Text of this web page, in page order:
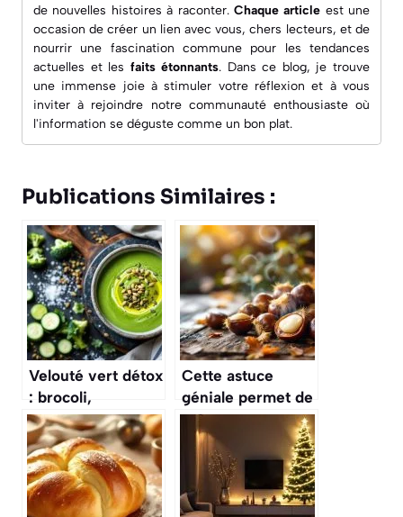
de nouvelles histoires à raconter. Chaque article est une
occasion de créer un lien avec vous, chers lecteurs, et de
nourrir une fascination commune pour les tendances
actuelles et les faits étonnants. Dans ce blog, je trouve
une immense joie àstimuler votre réflexion et à vous
inviter à rejoindre notre communauté enthousiaste où
l'information se déguste comme un bon plat.
Publications Similaires :
Velouté vert détox
: brocoli,
courgette et céleri
pour effacer les
excès du week-
end
Cette astuce
géniale permet de
cuire et éplucher
les châtaignes en
5 minutes chrono